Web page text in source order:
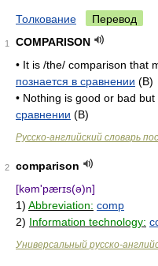
Толкование Перевод
1
COMPARISON
• It is /the/ comparison that
познается в сравнении (B)
• Nothing is good or bad
сравнении (B)
Русско-английский словарь
2
comparison
[kəm'pærɪs(ə)n]
1) Abbreviation: comp
2) Information technology:
Универсальный русско-